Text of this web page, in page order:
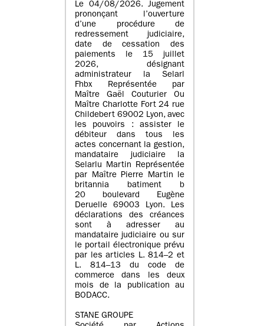
Le 04/08/2026. Jugement
prononçant l’ouverture
d’une procédure de
redressement judiciaire,
date de cessation des
paiements le 15 juillet
2026, désignant
administrateur la Selarl
Fhbx Représentée par
Maître Gaël Couturier Ou
Maître Charlotte Fort 24 rue
Childebert 69002 Lyon, avec
les pouvoirs : assister le
débiteur dans tous les
actes concernant la gestion,
mandataire judiciaire la
Selarlu Martin Représentée
par Maître Pierre Martin le
britannia batiment b
20 boulevard Eugène
Deruelle 69003 Lyon. Les
déclarations des créances
sont à adresser au
mandataire judiciaire ou sur
le portail électronique prévu
par les articles L. 814–2 et
L. 814–13 du code de
commerce dans les deux
mois de la publication au
BODACC.
STANE GROUPE